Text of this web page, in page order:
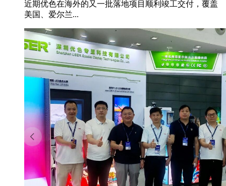
近期优色在海外的又一批落地项目顺利竣工交付，覆盖
美国、爱尔兰...